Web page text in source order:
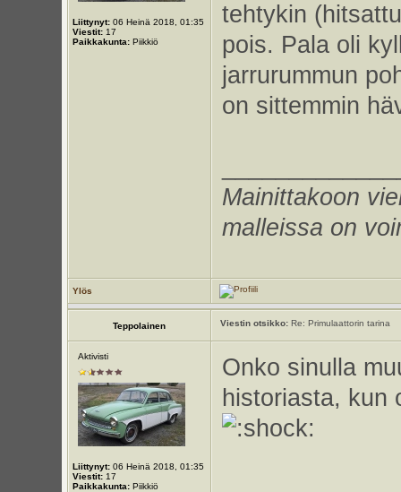
Liittynyt:06 Heinä 2018, 01:35
Viestit:17
Paikkakunta:Piikkiö
tehtykin
pois. Pala oli
jarrurummun
on sittemmin
Mainittakoon
malleissa on
Ylös
Teppolainen Viestin otsikko:Re: Primulaattorin tarina
Aktivisti
Liittynyt:06 Heinä 2018, 01:35
Viestit:17
Paikkakunta:Piikkiö
Onko sinulla
historiasta, kun